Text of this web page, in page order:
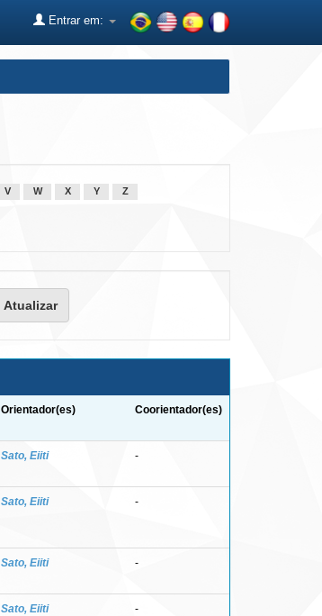
Entrar em:
V W X Y Z
Orientador(es) Coorientador(es)
Sato, Eiiti -
Sato, Eiiti -
Sato, Eiiti -
Sato, Eiiti -